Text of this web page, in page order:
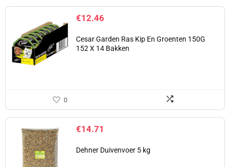
€12.46
Cesar Garden Ras Kip En Groenten 150G
152 X 14 Bakken
0
€14.71
Dehner Duivenvoer 5 kg